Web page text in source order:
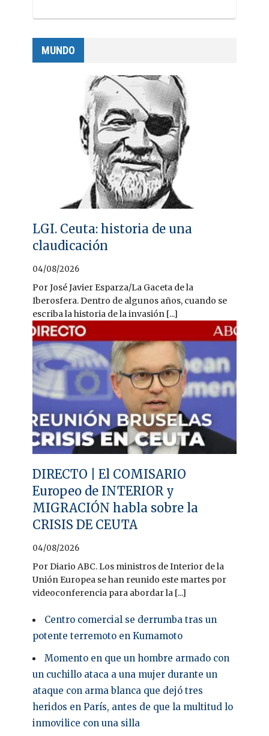
MUNDO
LGI. Ceuta: historia de una
claudicación
04/08/2026
Por José Javier Esparza/La Gaceta de la
Iberosfera. Dentro de algunos años, cuando se
escriba la historia de la invasión [...]
DIRECTO | El COMISARIO
Europeo de INTERIOR y
MIGRACIÓN habla sobre la
CRISIS DE CEUTA
04/08/2026
Por Diario ABC. Los ministros de Interior de la
Unión Europea se han reunido este martes por
videoconferencia para abordar la [...]
Centro comercial se derrumba tras un
potente terremoto en Kumamoto
Momento en que un hombre armado con
un cuchillo ataca a una mujer durante un
ataque con arma blanca que dejó tres
heridos en París, antes de que la multitud lo
inmovilice con una silla